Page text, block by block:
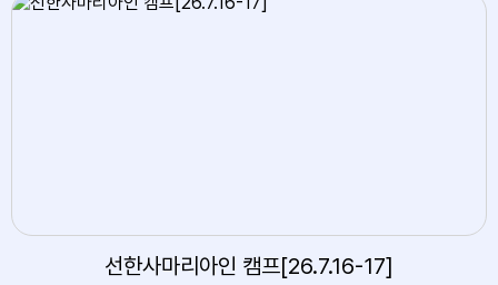
선한사마리아인 캠프[26.7.16-17]